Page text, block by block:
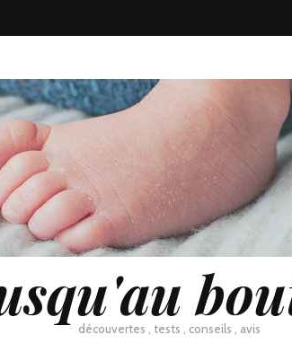
découvertes , tests , conseils , avis